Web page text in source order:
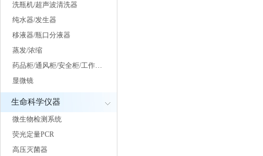
洗瓶机/超声波清洗器
纯水器/发生器
移液器/瓶口分液器
蒸发/浓缩
药品柜/通风柜/安全柜/工作…
显微镜
生命科学仪器
微生物检测系统
荧光定量PCR
高压灭菌器